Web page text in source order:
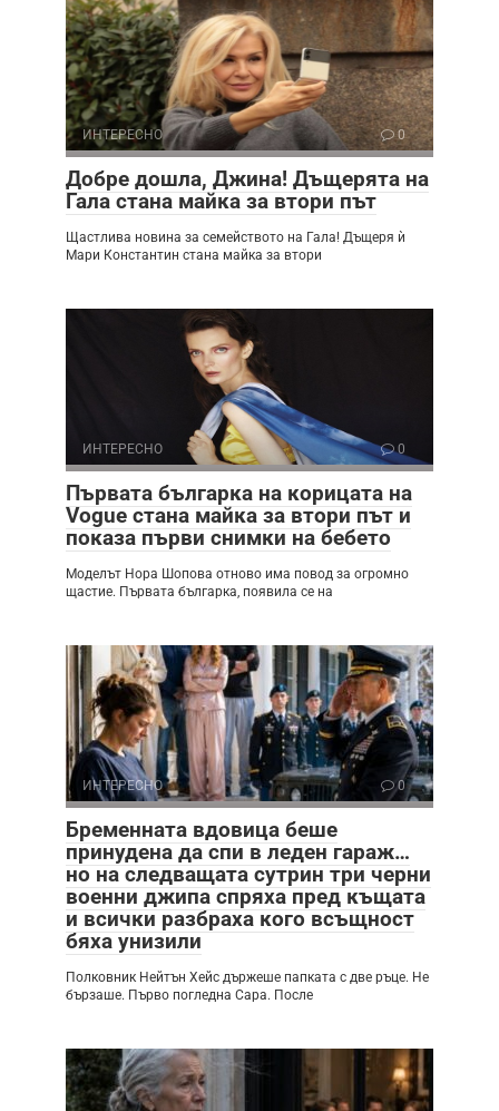
ИНТЕРЕСНО 0
Добре дошла, Джина! Дъщерята на
Гала стана майка за втори път
Щастлива новина за семейството на Гала! Дъщеря ѝ
Мари Константин стана майка за втори
ИНТЕРЕСНО 0
Първата българка на корицата на
Vogue стана майка за втори път и
показа първи снимки на бебето
Моделът Нора Шопова отново има повод за огромно
щастие. Първата българка, появила се на
ИНТЕРЕСНО 0
Бременната вдовица беше
принудена да спи в леден гараж…
но на следващата сутрин три черни
военни джипа спряха пред къщата
и всички разбраха кого всъщност
бяха унизили
Полковник Нейтън Хейс държеше папката с две ръце. Не
бързаше. Първо погледна Сара. После